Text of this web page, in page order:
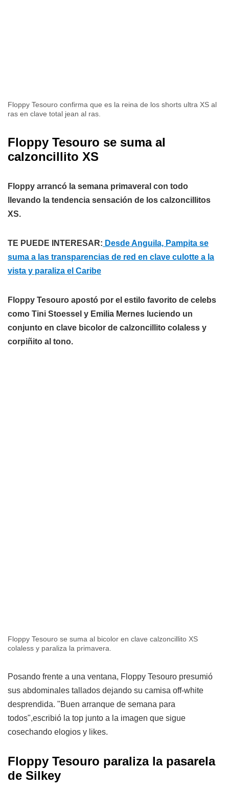
Floppy Tesouro confirma que es la reina de los shorts ultra XS al
ras en clave total jean al ras.
Floppy Tesouro se suma al
calzoncillito XS
Floppy arrancó la semana primaveral con todo
llevando la tendencia sensación de los calzoncillitos
XS.
TE PUEDE INTERESAR: Desde Anguila, Pampita se
suma a las transparencias de red en clave culotte a la
vista y paraliza el Caribe
Floppy Tesouro apostó por el estilo favorito de celebs
como Tini Stoessel y Emilia Mernes luciendo un
conjunto en clave bicolor de calzoncillito colaless y
corpiñito al tono.
Floppy Tesouro se suma al bicolor en clave calzoncillito XS
colaless y paraliza la primavera.
Posando frente a una ventana, Floppy Tesouro presumió
sus abdominales tallados dejando su camisa off-white
desprendida. "Buen arranque de semana para
todos",escribió la top junto a la imagen que sigue
cosechando elogios y likes.
Floppy Tesouro paraliza la pasarela
de Silkey